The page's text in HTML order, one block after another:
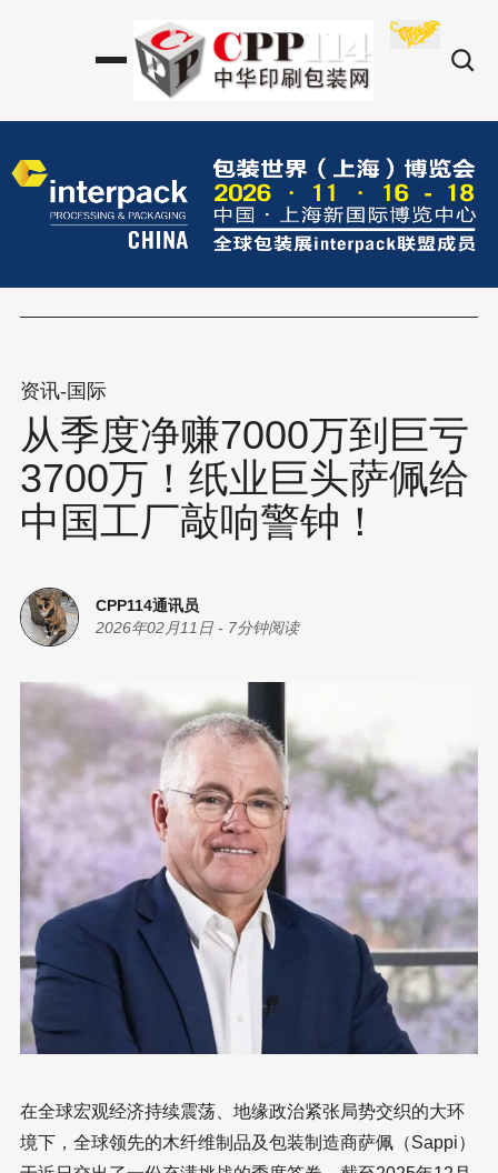
资讯-国际
从季度净赚7000万到巨亏
3700万！纸业巨头萨佩给
中国工厂敲响警钟！
CPP114通讯员
2026年02月11日 - 7分钟阅读
在全球宏观经济持续震荡、地缘政治紧张局势交织的大环
境下，全球领先的木纤维制品及包装制造商萨佩（Sappi）